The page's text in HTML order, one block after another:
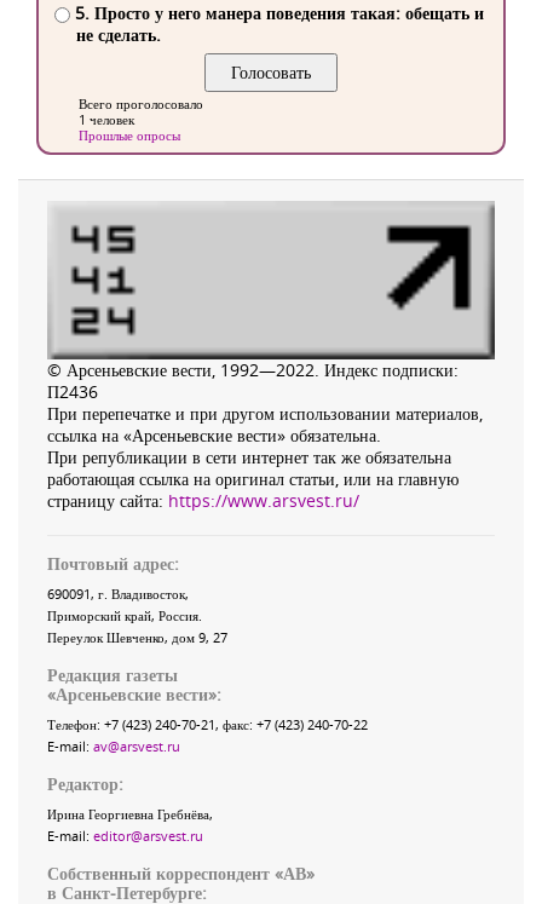
5. Просто у него манера поведения такая: обещать и
не сделать.
Всего проголосовало
1 человек
Прошлые опросы
© Арсеньевские вести, 1992—2022. Индекс подписки:
П2436
При перепечатке и при другом использовании материалов,
ссылка на «Арсеньевские вести» обязательна.
При републикации в сети интернет так же обязательна
работающая ссылка на оригинал статьи, или на главную
страницу сайта: https://www.arsvest.ru/
Почтовый адрес:
690091, г. Владивосток,
Приморский край, Россия
Переулок Шевченко, дом 9, 27
Редакция газеты
«Арсеньевские вести»:
Телефон: +7 (423) 240-70-21, факс: +7 (423) 240-70-22
E-mail: av@arsvest.ru
Редактор:
Ирина Георгиевна Гребнёва,
E-mail: editor@arsvest.ru
Собственный корреспондент «АВ»
в Санкт-Петербурге: